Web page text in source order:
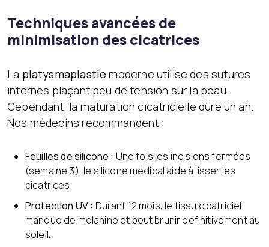
Techniques avancées de
minimisation des cicatrices
La platysmaplastie moderne utilise des sutures
internes plaçant peu de tension sur la peau.
Cependant, la maturation cicatricielle dure un an.
Nos médecins recommandent :
Feuilles de silicone : Une fois les incisions fermées
(semaine 3), le silicone médical aide à lisser les
cicatrices.
Protection UV : Durant 12 mois, le tissu cicatriciel
manque de mélanine et peut brunir définitivement au
soleil.